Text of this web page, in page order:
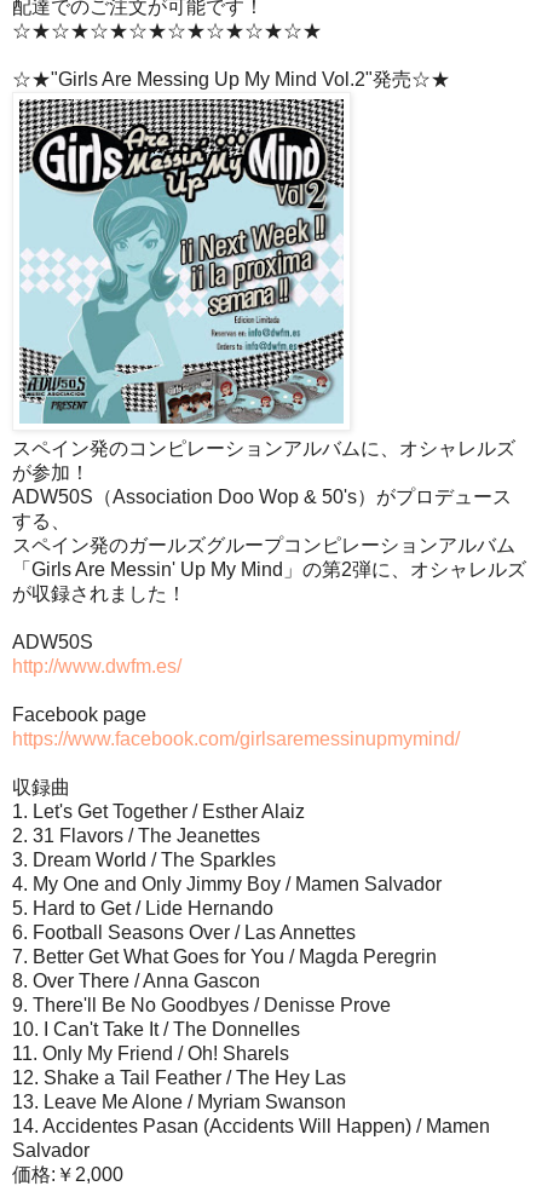
配達でのご注文が可能です！
☆★☆★☆★☆★☆★☆★☆★☆★
☆★"Girls Are Messing Up My Mind Vol.2"発売☆★
スペイン発のコンピレーションアルバムに、オシャレルズ
が参加！
ADW50S（Association Doo Wop & 50's）がプロデュース
する、
スペイン発のガールズグループコンピレーションアルバム
「Girls Are Messin' Up My Mind」の第2弾に、オシャレルズ
が収録されました！
ADW50S
http://www.dwfm.es/
Facebook page
https://www.facebook.com/girlsaremessinupmymind/
収録曲
1. Let's Get Together / Esther Alaiz
2. 31 Flavors / The Jeanettes
3. Dream World / The Sparkles
4. My One and Only Jimmy Boy / Mamen Salvador
5. Hard to Get / Lide Hernando
6. Football Seasons Over / Las Annettes
7. Better Get What Goes for You / Magda Peregrin
8. Over There / Anna Gascon
9. There'll Be No Goodbyes / Denisse Prove
10. I Can't Take It / The Donnelles
11. Only My Friend / Oh! Sharels
12. Shake a Tail Feather / The Hey Las
13. Leave Me Alone / Myriam Swanson
14. Accidentes Pasan (Accidents Will Happen) / Mamen
Salvador
価格:￥2,000